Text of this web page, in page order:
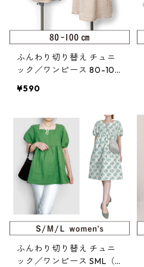
ふんわり切り替え チュニ
ック／ワンピース 80-100
¥590
ふんわり切り替え チュニ
ック／ワンピース SML（1